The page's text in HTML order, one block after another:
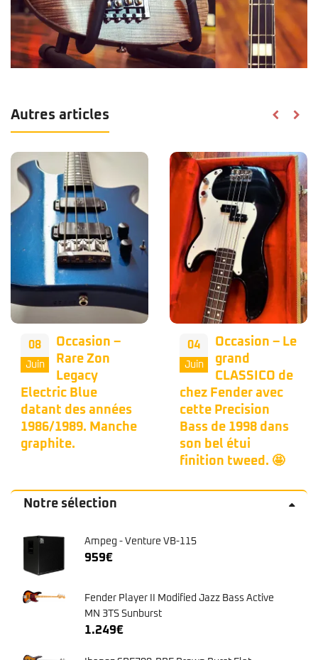
Autres articles
08
Juin
Occasion –
Rare Zon
Legacy
Electric Blue
datant des années
1986/1989. Manche
graphite.
04
Juin
Occasion – Le
grand
CLASSICO de
chez Fender avec
cette Precision
Bass de 1998 dans
son bel étui
finition tweed. 🤩
Notre sélection
Ampeg - Venture VB-115
959€
Fender Player II Modified Jazz Bass Active
MN 3TS Sunburst
1.249€